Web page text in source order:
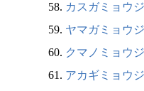
58. カスガミョウ
59. ヤマガミョウ
60. クマノミョウ
61. アカギミョウ